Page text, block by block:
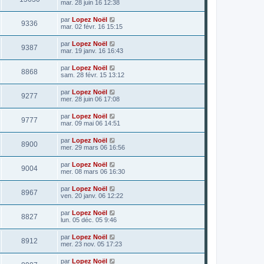
mar. 28 juin 16 12:38
9336 par Lopez Noël
mar. 02 févr. 16 15:15
9387 par Lopez Noël
mar. 19 janv. 16 16:43
8868 par Lopez Noël
sam. 28 févr. 15 13:12
9277 par Lopez Noël
mer. 28 juin 06 17:08
9777 par Lopez Noël
mar. 09 mai 06 14:51
8900 par Lopez Noël
mer. 29 mars 06 16:56
9004 par Lopez Noël
mer. 08 mars 06 16:30
8967 par Lopez Noël
ven. 20 janv. 06 12:22
8827 par Lopez Noël
lun. 05 déc. 05 9:46
8912 par Lopez Noël
mer. 23 nov. 05 17:23
par Lopez Noël